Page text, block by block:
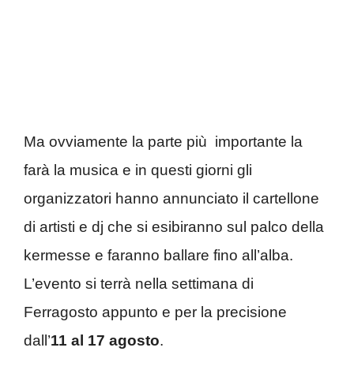
Ma ovviamente la parte più importante la
farà la musica e in questi giorni gli
organizzatori hanno annunciato il cartellone
di artisti e dj che si esibiranno sul palco della
kermesse e faranno ballare fino all’alba.
L’evento si terrà nella settimana di
Ferragosto appunto e per la precisione
dall’11 al 17 agosto.